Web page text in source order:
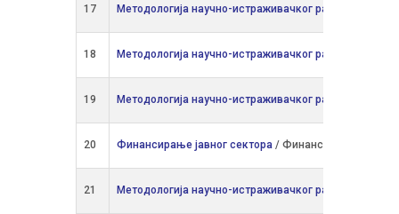
17 Методологија научно-истраживачког рада
18 Методологија научно-истраживачког рада
19 Методологија научно-истраживачког рада
20 Финансирање јавног сектора / Финансије и ревизија
21 Методологија научно-истраживачког рада